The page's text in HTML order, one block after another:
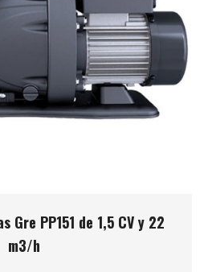
Gre PP151 de 1,5 CV y 22
m3/h